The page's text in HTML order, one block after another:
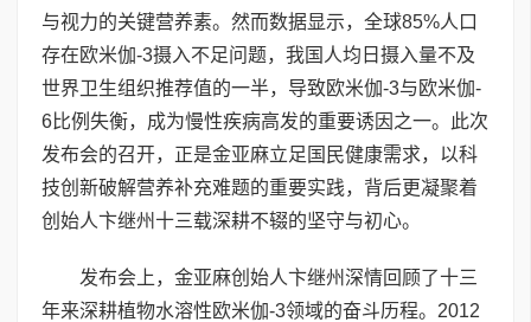
与视力的关键营养素。然而数据显示，全球85%人口
存在欧米伽-3摄入不足问题，我国人均日摄入量不及
世界卫生组织推荐值的一半，导致欧米伽-3与欧米伽-
6比例失衡，成为慢性疾病高发的重要诱因之一。此次
发布会的召开，正是金亚麻立足国民健康需求，以科
技创新破解营养补充难题的重要实践，背后更凝聚着
创始人卞继州十三载深耕不辍的坚守与初心。
发布会上，金亚麻创始人卞继州深情回顾了十三
年来深耕植物水溶性欧米伽-3领域的奋斗历程。2012